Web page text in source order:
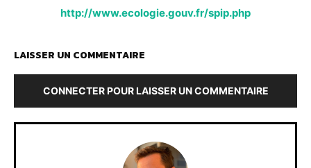
http://www.ecologie.gouv.fr/spip.php
LAISSER UN COMMENTAIRE
CONNECTER POUR LAISSER UN COMMENTAIRE